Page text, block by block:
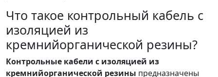
Что такое контрольный кабель с
изоляцией из
кремнийорганической резины?
Контрольные кабели с изоляцией из
кремнийорганической резины предназначены